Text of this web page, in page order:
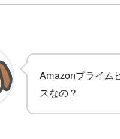
Amazonプライム
スなの？